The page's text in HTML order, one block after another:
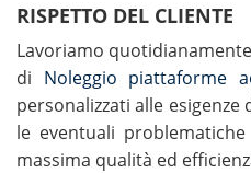
RISPETTO DEL CLIENTE
Lavoriamo
di Noleggio piattaforme
personalizzati alle
le eventuali
massima qualità ed